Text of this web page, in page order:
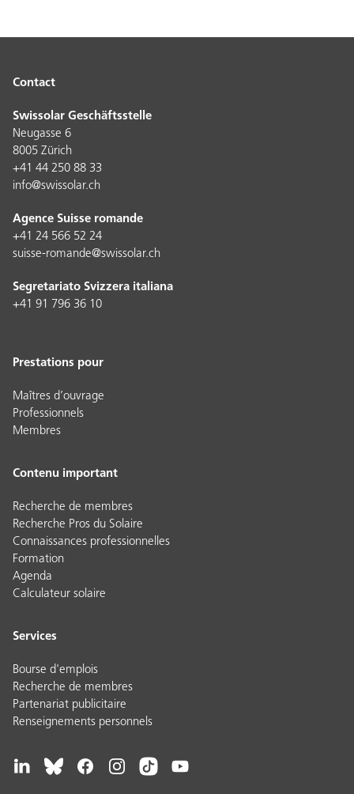
Contact
Swissolar Geschäftsstelle
Neugasse 6
8005 Zürich
+41 44 250 88 33
info@swissolar.ch
Agence Suisse romande
+41 24 566 52 24
suisse-romande@swissolar.ch
Segretariato Svizzera italiana
+41 91 796 36 10
Prestations pour
Maîtres d’ouvrage
Professionnels
Membres
Contenu important
Recherche de membres
Recherche Pros du Solaire
Connaissances professionnelles
Formation
Agenda
Calculateur solaire
Services
Bourse d'emplois
Recherche de membres
Partenariat publicitaire
Renseignements personnels